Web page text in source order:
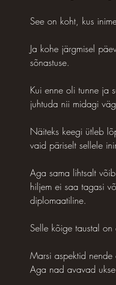
See on koht, kus
Ja kohe järgmisel
sõnastuse.
Kui enne oli tunne ja
juhtuda nii midagi
Näiteks keegi ütleb
vaid päriselt sellele
Aga sama lihtsalt
hiljem ei saa tagasi
diplomaatiline.
Selle kõige taustal
Marsi aspektid
Aga nad avavad